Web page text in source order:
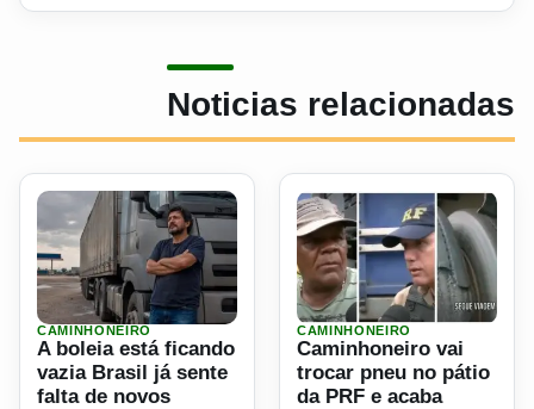
Noticias relacionadas
Ler materia: A boleia está ficando vazia Brasil já sente
CAMINHONEIRO
A boleia está ficando
vazia Brasil já sente
falta de novos
Ler materia: Caminhoneiro
CAMINHONEIRO
Caminhoneiro vai
trocar pneu no pátio
da PRF e acaba